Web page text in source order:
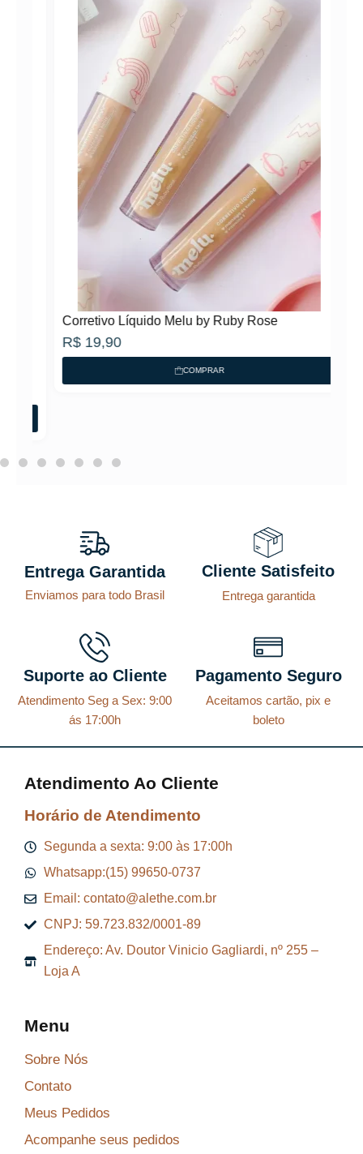
Corretivo Líquido Melu by Ruby Rose
19,90
COMPRAR
Entrega Garantida
Enviamos para todo Brasil
Cliente Satisfeito
Entrega garantida
Suporte ao Cliente
Atendimento Seg a Sex: 9:00
ás 17:00h
Pagamento Seguro
Aceitamos cartão, pix e
boleto
Atendimento Ao Cliente
Horário de Atendimento
Segunda a sexta: 9:00 às 17:00h
Whatsapp:(15) 99650-0737
Email: contato@alethe.com.br
CNPJ: 59.723.832/0001-89
Endereço: Av. Doutor Vinicio Gagliardi, nº 255 –
Loja A
Menu
Sobre Nós
Contato
Meus Pedidos
Acompanhe seus pedidos